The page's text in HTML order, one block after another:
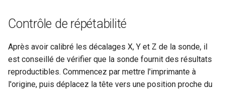
Contrôle de répétabilité
Après avoir calibré les décalages X, Y et Z de la sonde, il
est conseillé de vérifier que la sonde fournit des résultats
reproductibles. Commencez par mettre l'imprimante à
l'origine, puis déplacez la tête vers une position proche du